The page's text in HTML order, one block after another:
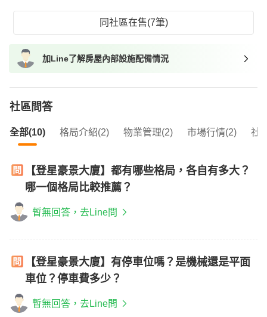
同社區在售(7筆)
加Line了解房屋內部設施配備情況
社區問答
全部(10) 格局介紹(2) 物業管理(2) 市場行情(2) 社
【登星豪景大廈】都有哪些格局，各自有多大？
哪一個格局比較推薦？
暫無回答，去Line問
【登星豪景大廈】有停車位嗎？是機械還是平面
車位？停車費多少？
暫無回答，去Line問